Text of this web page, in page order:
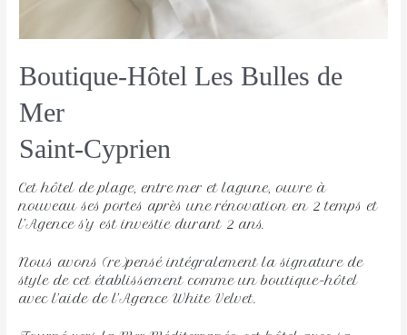
Boutique-Hôtel Les Bulles de
Mer
Saint-Cyprien
Cet hôtel de plage, entre mer et lagune, ouvre à
nouveau ses portes après une rénovation en 2 temps et
l’Agence s’y est investie durant 2 ans.
Nous avons (re)pensé intégralement la signature de
style de cet établissement comme un boutique-hôtel
avec l’aide de l’Agence White Velvet.